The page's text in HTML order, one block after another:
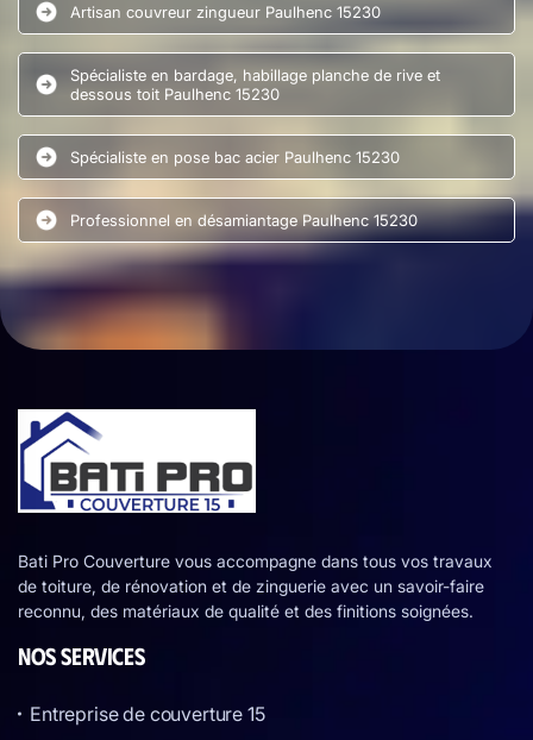
Artisan couvreur zingueur Paulhenc 15230
Spécialiste en bardage, habillage planche de rive et
dessous toit Paulhenc 15230
Spécialiste en pose bac acier Paulhenc 15230
Professionnel en désamiantage Paulhenc 15230
Bati Pro Couverture vous accompagne dans tous vos travaux
de toiture, de rénovation et de zinguerie avec un savoir-faire
reconnu, des matériaux de qualité et des finitions soignées.
NOS SERVICES
Entreprise de couverture 15